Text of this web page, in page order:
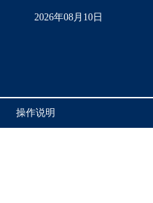
2026年08月10日
操作说明